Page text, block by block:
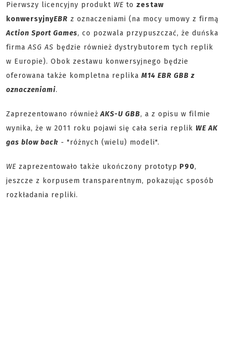
Pierwszy licencyjny produkt WE to zestaw
konwersyjnyEBR z oznaczeniami (na mocy umowy z firmą
Action Sport Games, co pozwala przypuszczać, że duńska
firmaASG AS będzie również dystrybutorem tych replik
w Europie). Obok zestawu konwersyjnego będzie
oferowana także kompletna replika M14 EBR GBB z
oznaczeniami.
Zaprezentowano również AKS-U GBB, a z opisu w filmie
wynika, że w 2011 roku pojawi się cała seria replik WE AK
gas blow back - "różnych (wielu) modeli".
WE zaprezentowało także ukończony prototyp P90,
jeszcze z korpusem transparentnym, pokazując sposób
rozkładania repliki.